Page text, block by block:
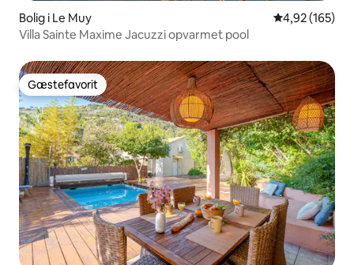
Bolig i Le Muy 4,92 ud af 5 i
4,92 (165)
Villa Sainte Maxime Jacuzzi opvarmet pool
Gæstefavorit
Gæstefavorit